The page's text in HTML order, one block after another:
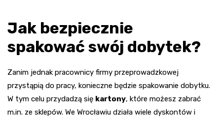
Jak bezpiecznie
spakować swój dobytek?
Zanim jednak pracownicy firmy przeprowadzkowej
przystąpią do pracy, konieczne będzie spakowanie dobytku.
W tym celu przydadzą się kartony, które możesz zabrać
m.in. ze sklepów. We Wrocławiu działa wiele dyskontów i